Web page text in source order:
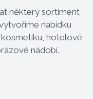
některý sortiment
nabídku
hotelové
nádobí.